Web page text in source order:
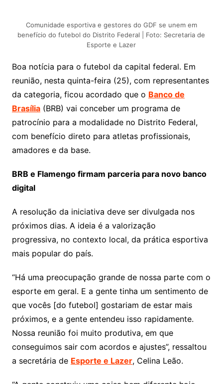
Comunidade esportiva e gestores do GDF se unem em
benefício do futebol do Distrito Federal | Foto: Secretaria de
Esporte e Lazer
Boa notícia para o futebol da capital federal. Em
reunião, nesta quinta-feira (25), com representantes
da categoria, ficou acordado que o Banco de
Brasília(BRB) vai conceber um programa de
patrocínio para a modalidade no Distrito Federal,
com benefício direto para atletas profissionais,
amadores e da base.
BRB e Flamengo firmam parceria para novo banco
digital
A resolução da iniciativa deve ser divulgada nos
próximos dias. A ideia é a valorização
progressiva, no contexto local, da prática esportiva
mais popular do país.
“Há uma preocupação grande de nossa parte com o
esporte em geral. E a gente tinha um sentimento de
que vocês [do futebol] gostariam de estar mais
próximos, e a gente entendeu isso rapidamente.
Nossa reunião foi muito produtiva, em que
conseguimos sair com acordos e ajustes”, ressaltou
a secretária de Esporte e Lazer, Celina Leão.